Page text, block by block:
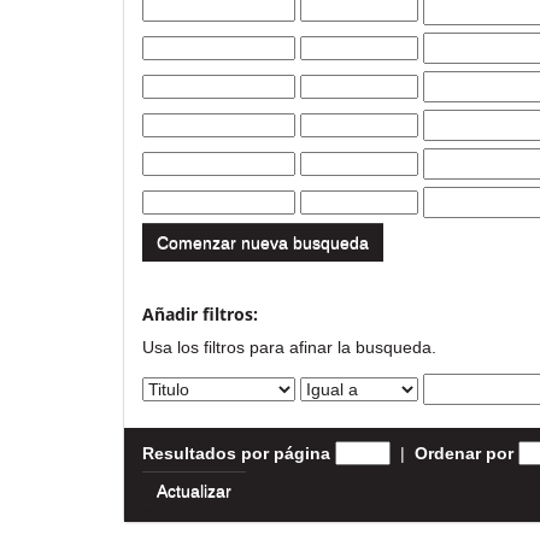
Comenzar nueva busqueda
Añadir filtros:
Usa los filtros para afinar la busqueda.
Resultados por página | Ordenar por